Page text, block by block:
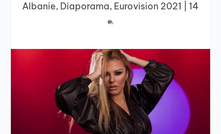
Albanie, Diaporama, Eurovision 2021 14